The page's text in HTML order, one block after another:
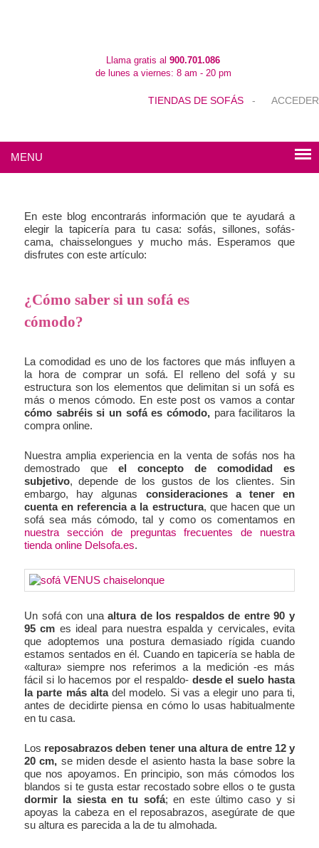
Llama gratis al 900.701.086
de lunes a viernes: 8 am - 20 pm
TIENDAS DE SOFÁS - ACCEDER
MENU
En este blog encontrarás información que te ayudará a
elegir la tapicería para tu casa: sofás, sillones, sofás-
cama, chaisselongues y mucho más. Esperamos que
disfrutes con este artículo:
¿Cómo saber si un sofá es
cómodo?
La comodidad es uno de los factores que más influyen a
la hora de comprar un sofá. El relleno del sofá y su
estructura son los elementos que delimitan si un sofá es
más o menos cómodo. En este post os vamos a contar
cómo sabréis si un sofá es cómodo,para facilitaros la
compra online.
Nuestra amplia experiencia en la venta de sofás nos ha
demostrado queel concepto de comodidad es
subjetivo, depende de los gustos de los clientes. Sin
embargo, hay algunas consideraciones a tener en
cuenta en referencia a la estructura, que hacen que un
sofá sea más cómodo, tal y como os comentamos en
nuestra sección de preguntas frecuentes de nuestra
tienda online Delsofa.es.
Un sofá con unaaltura de los respaldos de entre 90 y
95 cm es ideal para nuestra espalda y cervicales, evita
que adoptemos una postura demasiado rígida cuando
estamos sentados en él. Cuando en tapicería se habla de
«altura» siempre nos referimos a la medición -es más
fácil si lo hacemos por el respaldo- desde el suelo hasta
la parte más altadel modelo. Si vas a elegir uno para ti,
antes de decidirte piensa en cómo lo usas habitualmente
en tu casa.
Los reposabrazos deben tener una altura de entre 12 y
20 cm, se miden desde el asiento hasta la base sobre la
que nos apoyamos. En principio, son más cómodos los
blandos si te gusta estar recostado sobre ellos o te gusta
dormir la siesta en tu sofá; en este último caso y si
apoyas la cabeza en el reposabrazos, asegúrate de que
su altura es parecida a la de tu almohada.